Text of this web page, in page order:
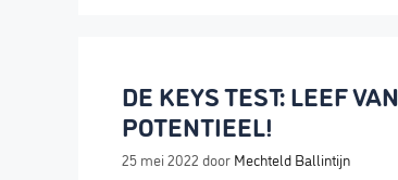
DE KEYS TEST: LEEF
POTENTIEEL!
25 mei 2022 door Mechteld Ballintijn